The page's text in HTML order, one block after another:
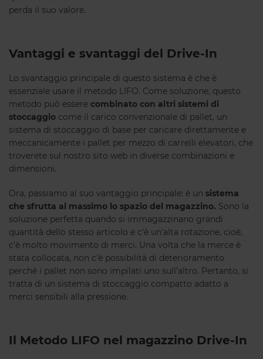
perda il suo valore.
Vantaggi e svantaggi del Drive-In
Lo svantaggio principale di questo sistema è che è
essenziale usare il metodo LIFO. Come soluzione, questo
metodo può essere combinato con altri sistemi di
stoccaggio come il carico convenzionale di pallet, un
sistema di stoccaggio di base per caricare direttamente e
meccanicamente i pallet per mezzo di carrelli elevatori, che
troverete sul nostro sito web in diverse combinazioni e
dimensioni.
Ora, passiamo al suo vantaggio principale: è un sistema
che sfrutta al massimo lo spazio del magazzino. Sono la
soluzione perfetta quando si immagazzinano grandi
quantità dello stesso articolo e c'è un'alta rotazione, cioè,
c'è molto movimento di merci. Una volta che la merce è
stata collocata, non c'è possibilità di deterioramento
perché i pallet non sono impilati uno sull'altro. Pertanto, si
tratta di un sistema di stoccaggio compatto adatto a
merci sensibili alla pressione.
Il Metodo LIFO nel magazzino Drive-In